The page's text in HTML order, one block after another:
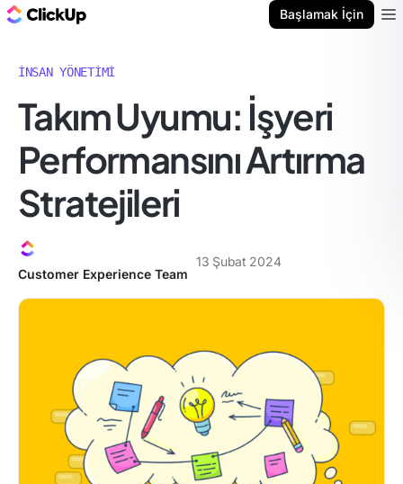
Başlamak İçin
İNSAN YÖNETIMI
Takım Uyumu: İşyeri
Performansını Artırma
Stratejileri
Customer Experience Team
13 Şubat 2024